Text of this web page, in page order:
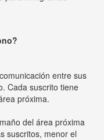
entre sus
Cada suscrito tiene
próxima.
del área próxima
suscritos, menor el